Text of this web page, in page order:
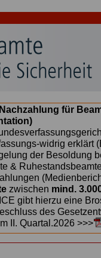
für
widrig erklärt
der Besoldung
&
zwischen mind.
gibt hierzu eine
des
II. Quartal.2026 >>>